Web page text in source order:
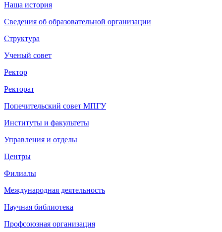
Наша история
Сведения об образовательной организации
Структура
Ученый совет
Ректор
Ректорат
Попечительский совет МПГУ
Институты и факультеты
Управления и отделы
Центры
Филиалы
Международная деятельность
Научная библиотека
Профсоюзная организация